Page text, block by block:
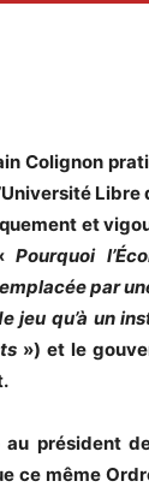
Colignon
et
Pourquoi
par
jeu qu’à un
») et le
président
ce même